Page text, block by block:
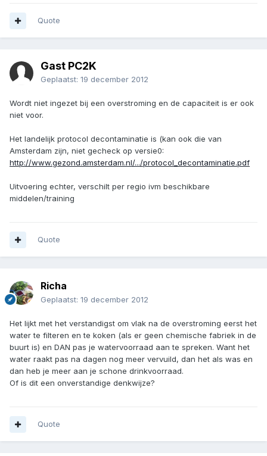
Quote
Gast PC2K
Geplaatst: 19 december 2012
Wordt niet ingezet bij een overstroming en de capaciteit is er ook
niet voor.
Het landelijk protocol decontaminatie is (kan ook die van
Amsterdam zijn, niet gecheck op versie0:
http://www.gezond.amsterdam.nl/.../protocol_decontaminatie.pdf
Uitvoering echter, verschilt per regio ivm beschikbare
middelen/training
Quote
Richa
Geplaatst: 19 december 2012
Het lijkt met het verstandigst om vlak na de overstroming eerst het
water te filteren en te koken (als er geen chemische fabriek in de
buurt is) en DAN pas je watervoorraad aan te spreken. Want het
water raakt pas na dagen nog meer vervuild, dan het als was en
dan heb je meer aan je schone drinkvoorraad.
Of is dit een onverstandige denkwijze?
Quote